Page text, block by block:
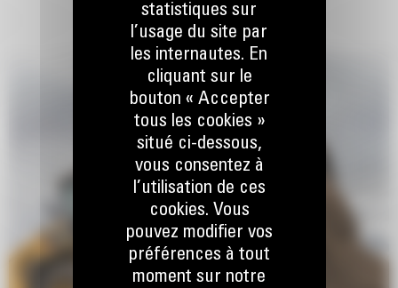
statistiques sur
l’usage du site par
les internautes. En
cliquant sur le
bouton « Accepter
tous les cookies »
situé ci-dessous,
vous consentez à
l’utilisation de ces
cookies. Vous
pouvez modifier vos
préférences à tout
moment sur notre